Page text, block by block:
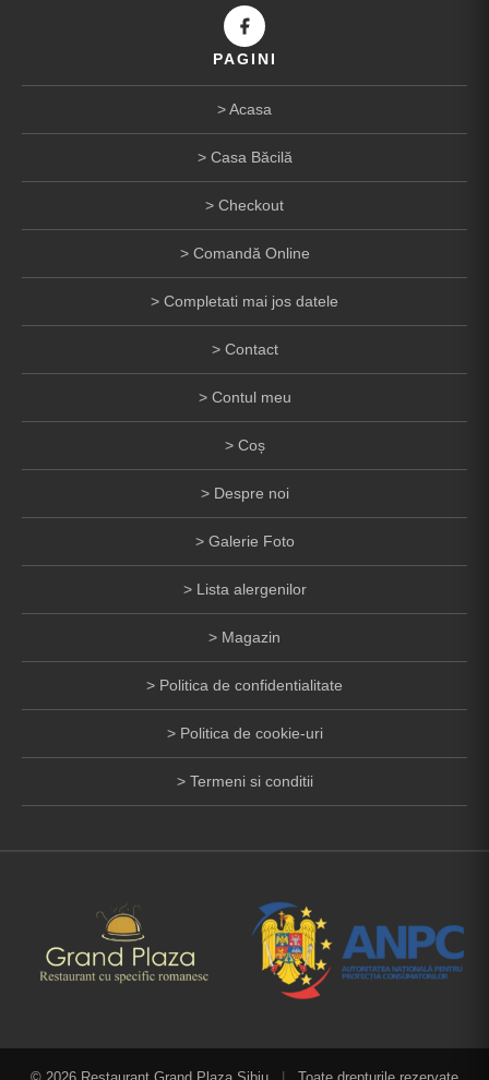
PAGINI
Acasa
Casa Băcilă
Checkout
Comandă Online
Completati mai jos datele
Contact
Contul meu
Coș
Despre noi
Galerie Foto
Lista alergenilor
Magazin
Politica de confidentialitate
Politica de cookie-uri
Termeni si conditii